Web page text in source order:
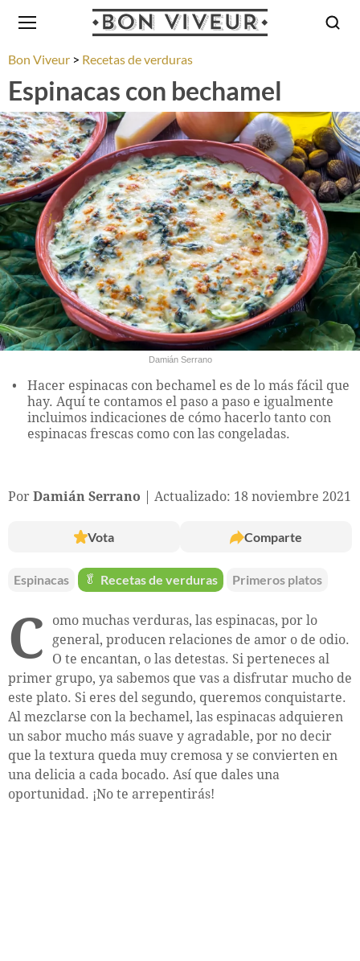
Bon Viveur Recetas de verduras
Espinacas con bechamel
Damián Serrano
Hacer espinacas con bechamel es de lo más fácil que
hay. Aquí te contamos el paso a paso e igualmente
incluimos indicaciones de cómo hacerlo tanto con
espinacas frescas como con las congeladas.
Por Damián Serrano Actualizado: 18 noviembre 2021
Vota Comparte
Espinacas 🥬 Recetas de verduras Primeros platos
C
omo muchas verduras, las espinacas, por lo
general, producen relaciones de amor o de odio.
O te encantan, o las detestas. Si perteneces al
primer grupo, ya sabemos que vas a disfrutar mucho de
este plato. Si eres del segundo, queremos conquistarte.
Al mezclarse con la bechamel, las espinacas adquieren
un sabor mucho más suave y agradable, por no decir
que la textura queda muy cremosa y se convierten en
una delicia a cada bocado. Así que dales una
oportunidad. ¡No te arrepentirás!